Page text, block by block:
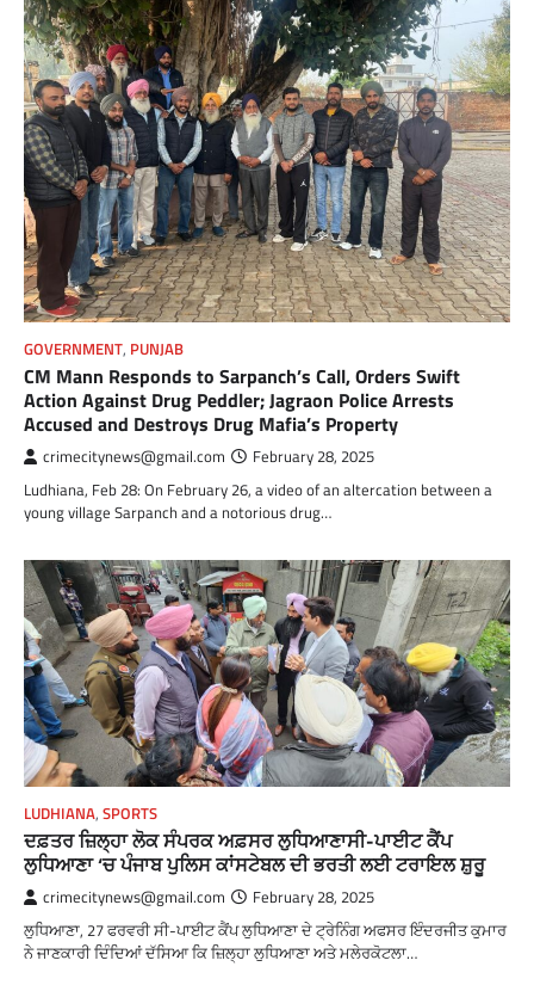
GOVERNMENT, PUNJAB
CM Mann Responds to Sarpanch’s Call, Orders Swift
Action Against Drug Peddler; Jagraon Police Arrests
Accused and Destroys Drug Mafia’s Property
crimecitynews@gmail.com February 28, 2025
Ludhiana, Feb 28: On February 26, a video of an altercation between a
young village Sarpanch and a notorious drug…
LUDHIANA, SPORTS
ਦਫ਼ਤਰ ਜ਼ਿਲ੍ਹਾ ਲੋਕ ਸੰਪਰਕ ਅਫ਼ਸਰ ਲੁਧਿਆਣਾਸੀ-ਪਾਈਟ ਕੈਂਪ
ਲੁਧਿਆਣਾ ‘ਚ ਪੰਜਾਬ ਪੁਲਿਸ ਕਾਂਸਟੇਬਲ ਦੀ ਭਰਤੀ ਲਈ ਟਰਾਇਲ ਸ਼ੁਰੂ
crimecitynews@gmail.com February 28, 2025
ਲੁਧਿਆਣਾ, 27 ਫਰਵਰੀ ਸੀ-ਪਾਈਟ ਕੈਂਪ ਲੁਧਿਆਣਾ ਦੇ ਟ੍ਰੇਨਿੰਗ ਅਫਸਰ ਇੰਦਰਜੀਤ ਕੁਮਾਰ
ਨੇ ਜਾਣਕਾਰੀ ਦਿੰਦਿਆਂ ਦੱਸਿਆ ਕਿ ਜ਼ਿਲ੍ਹਾ ਲੁਧਿਆਣਾ ਅਤੇ ਮਲੇਰਕੋਟਲਾ…